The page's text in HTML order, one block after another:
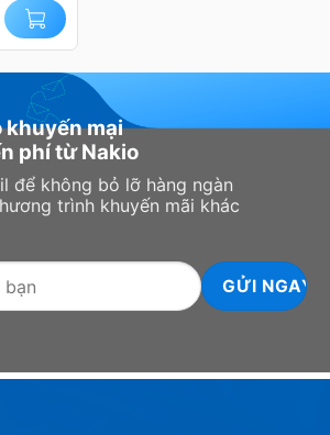
khuyến mại
phí từ Nakio
để không bỏ lỡ hàng ngàn
trình khuyến mãi khác